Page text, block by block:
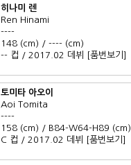
히나미 렌
Ren Hinami
----
148 (cm) / ---- (cm)
-- 컵 / 2017.02 데뷔
[품번보기]
토미타 아오이
Aoi Tomita
----
158 (cm) / B84-W64-H89 (cm)
C 컵 / 2017.02 데뷔
[품번보기]